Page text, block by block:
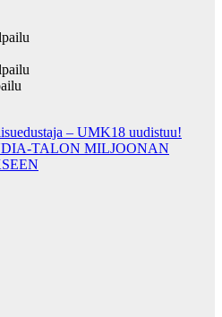
– UMK18 uudistuu!
TALON MILJOONAN